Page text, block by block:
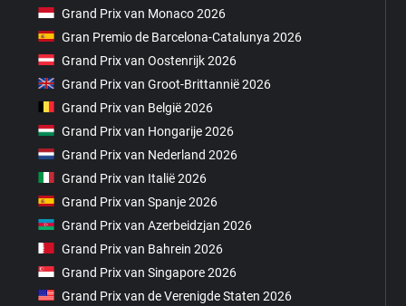
Grand Prix van Monaco 2026
Gran Premio de Barcelona-Catalunya 2026
Grand Prix van Oostenrijk 2026
Grand Prix van Groot-Brittannië 2026
Grand Prix van België 2026
Grand Prix van Hongarije 2026
Grand Prix van Nederland 2026
Grand Prix van Italië 2026
Grand Prix van Spanje 2026
Grand Prix van Azerbeidzjan 2026
Grand Prix van Bahrein 2026
Grand Prix van Singapore 2026
Grand Prix van de Verenigde Staten 2026